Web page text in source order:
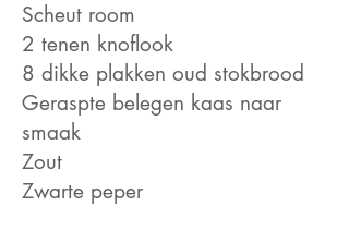
Scheut room
2 tenen knoflook
8 dikke plakken oud stokbrood
Geraspte belegen kaas naar
smaak
Zout
Zwarte peper